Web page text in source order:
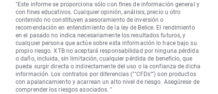
"Este informe se proporciona sólo con fines de información general y
con fines educativos. Cualquier opinión, análisis, precio u otro
contenido no constituyen asesoramiento de inversión o
recomendación en entendimiento de la ley de Belice. El rendimiento
en el pasado no indica necesariamente los resultados futuros, y
cualquier persona que actúe sobre esta información lo hace bajo su
propio riesgo. XTB no aceptará responsabilidad por ninguna pérdida
o daño, incluida, sin limitación, cualquier pérdida de beneficio, que
pueda surgir directa o indirectamente del uso o la confianza de dicha
información. Los contratos por diferencias (""CFDs"") son productos
con apalancamiento y acarrean un alto nivel de riesgo. Asegúrese de
comprender los riesgos asociados. "